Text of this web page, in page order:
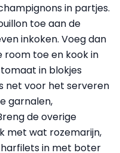
in partjes.
toe aan de
inkoken. Voeg dan
room toe en kook in
in blokjes
net voor het serveren
garnalen,
de overige
met wat rozemarijn,
in met boter